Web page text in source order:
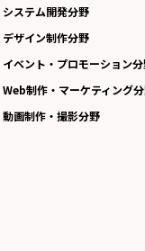
システム開発分野
デザイン制作分野
イベント・プロモーション
Web制作・マーケティング
動画制作・撮影分野